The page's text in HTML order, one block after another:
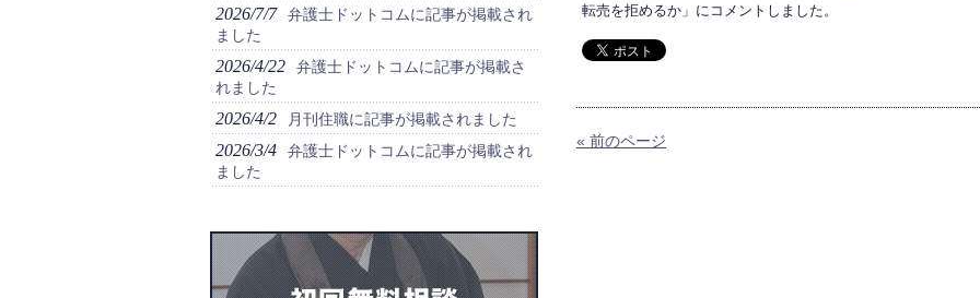
転売を拒めるか」にコメントしました。
« 前のページ
2026/7/7
弁護士ドットコムに記事が掲載され
ました
2026/4/22
弁護士ドットコムに記事が掲載さ
れました
2026/4/2 月刊住職に記事が掲載されました
2026/3/4
弁護士ドットコムに記事が掲載され
ました